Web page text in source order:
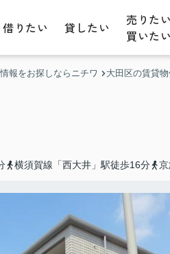
借りたい 貸したい
売りたい
買いたい
報をお探しならニチワ 大田区の賃貸
横須賀線「西大井」駅徒歩16分